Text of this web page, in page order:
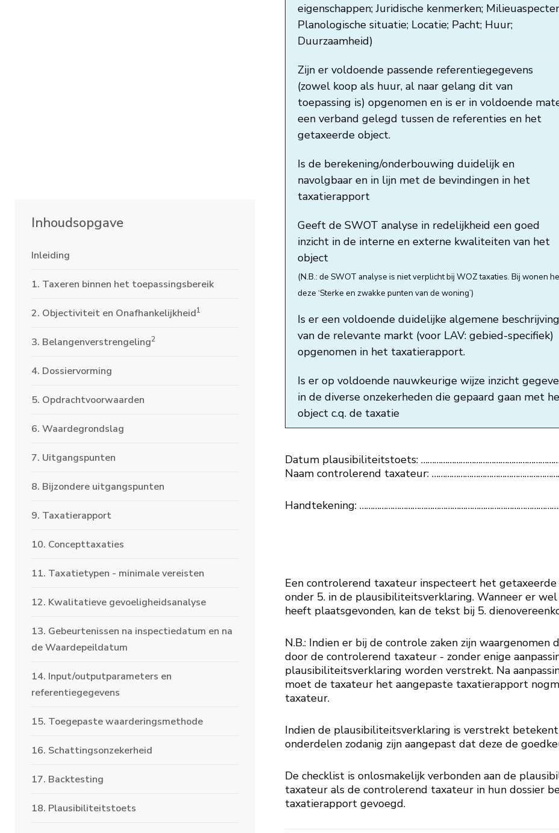
Inhoudsopgave
Inleiding
1. Taxeren binnen het toepassingsbereik
2. Objectiviteit en Onafhankelijkheid1
3. Belangenverstrengeling2
4. Dossiervorming
5. Opdrachtvoorwaarden
6. Waardegrondslag
7. Uitgangspunten
8. Bijzondere uitgangspunten
9. Taxatierapport
10. Concepttaxaties
11. Taxatietypen - minimale vereisten
12. Kwalitatieve gevoeligheidsanalyse
13. Gebeurtenissen na inspectiedatum en na
de Waardepeildatum
14. Input/outputparameters en
referentiegegevens
15. Toegepaste waarderingsmethode
16. Schattingsonzekerheid
17. Backtesting
18. Plausibiliteitstoets
eigenschappen; Juridische kenmerken;
Planologische situatie; Locatie; Pacht; Huur;
Duurzaamheid)
Zijn er voldoende passende referentiegegevens
(zowel koop als huur, al naar gelang dit van
toepassing is) opgenomen en is er in voldoende
een verband gelegd tussen de referenties en het
getaxeerde object.
Is de berekening/onderbouwing duidelijk en
navolgbaar en in lijn met de bevindingen in het
taxatierapport
Geeft de SWOT analyse in redelijkheid een goed
inzicht in de interne en externe kwaliteiten van het
object
(N.B.: de SWOT analyse is niet verplicht bij WOZ taxaties. Bij wonen
deze ‘Sterke en zwakke punten van de woning’)
Is er een voldoende duidelijke algemene beschrijving
van de relevante markt (voor LAV: gebied-specifiek)
opgenomen in het taxatierapport.
Is er op voldoende nauwkeurige wijze inzicht
in de diverse onzekerheden die gepaard gaan met
object c.q. de taxatie
Datum plausibiliteitstoets:
Naam controlerend taxateur:
Handtekening:
Een controlerend taxateur inspecteert het
onder 5. in de plausibiliteitsverklaring. Wanneer er
heeft plaatsgevonden, kan de tekst bij 5.
N.B.: Indien er bij de controle zaken zijn
door de controlerend taxateur - zonder enige
plausibiliteitsverklaring worden verstrekt. Na
moet de taxateur het aangepaste taxatierapport
taxateur.
Indien de plausibiliteitsverklaring is verstrekt
onderdelen zodanig zijn aangepast dat deze de
De checklist is onlosmakelijk verbonden aan de
taxateur als de controlerend taxateur in hun dossier
taxatierapport gevoegd.